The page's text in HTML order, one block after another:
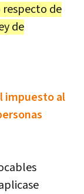
respecto de
de
impuesto al